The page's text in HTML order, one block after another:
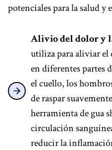
potenciales para la salud
Alivio del dolor y
utiliza para aliviar el
en diferentes partes
el cuello, los
de raspar
herramienta de gua
circulación
reducir la